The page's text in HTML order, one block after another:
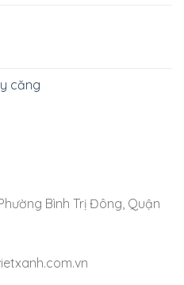
căng
Bình Trị Đông, Quận